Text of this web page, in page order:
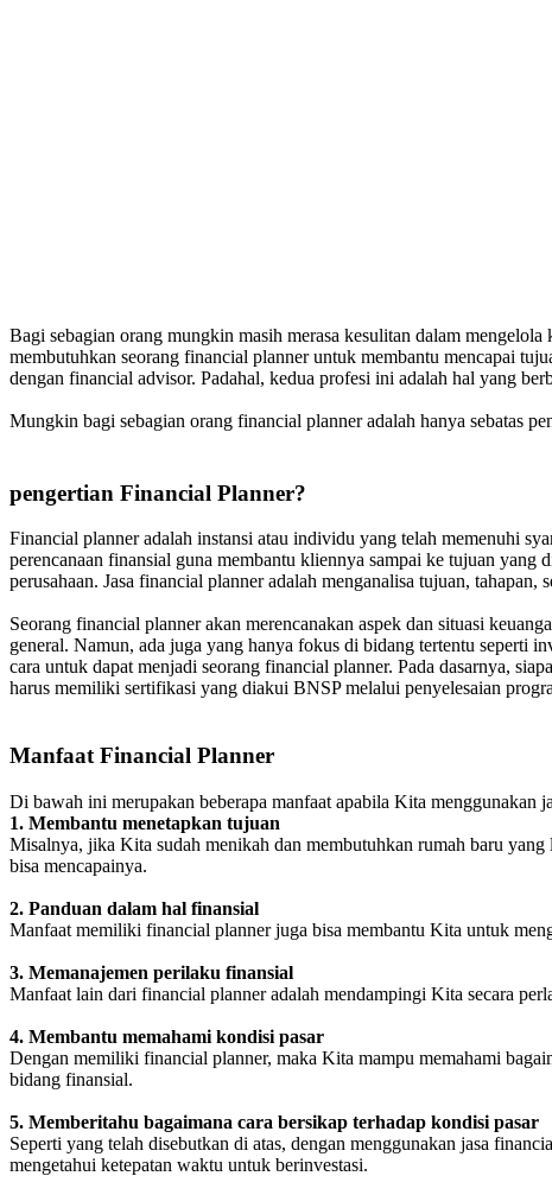
Bagi sebagian orang mungkin masih merasa kesulitan dalam
membutuhkan seorang financial planner untuk membantu mencapai
dengan financial advisor. Padahal, kedua profesi ini adalah hal yang
Mungkin bagi sebagian orang financial planner adalah hanya sebatas
pengertian Financial Planner?
Financial planner adalah instansi atau individu yang telah memenuhi
perencanaan finansial guna membantu kliennya sampai ke tujuan
perusahaan. Jasa financial planner adalah menganalisa tujuan, tahapan,
Seorang financial planner akan merencanakan aspek dan situasi
general. Namun, ada juga yang hanya fokus di bidang tertentu seperti
cara untuk dapat menjadi seorang financial planner. Pada dasarnya,
harus memiliki sertifikasi yang diakui BNSP melalui penyelesaian
Manfaat Financial Planner
Di bawah ini merupakan beberapa manfaat apabila Kita menggunakan
1. Membantu menetapkan tujuan
Misalnya, jika Kita sudah menikah dan membutuhkan rumah baru
bisa mencapainya.
2. Panduan dalam hal finansial
Manfaat memiliki financial planner juga bisa membantu Kita untuk
3. Memanajemen perilaku finansial
Manfaat lain dari financial planner adalah mendampingi Kita secara
4. Membantu memahami kondisi pasar
Dengan memiliki financial planner, maka Kita mampu memahami
bidang finansial.
5. Memberitahu bagaimana cara bersikap terhadap kondisi pasar
Seperti yang telah disebutkan di atas, dengan menggunakan jasa
mengetahui ketepatan waktu untuk berinvestasi.